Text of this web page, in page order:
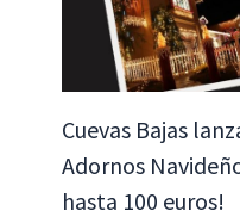
Cuevas Bajas
Adornos
hasta 100 euros!